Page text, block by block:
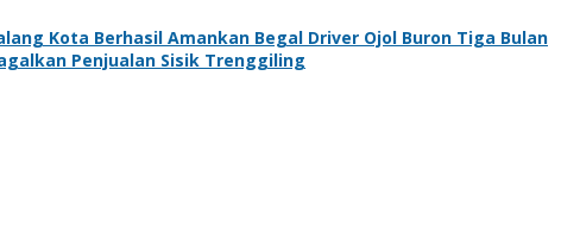
Kota Berhasil Amankan Begal Driver Ojol Buron Tiga Bulan
Penjualan Sisik Trenggiling